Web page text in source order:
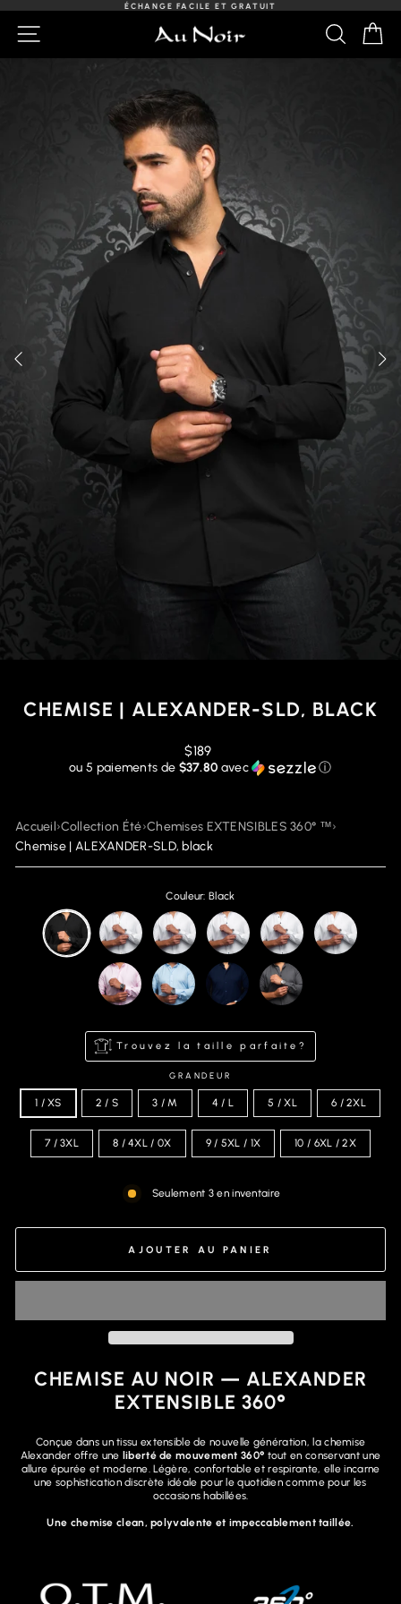
contenu
Pause
ÉCHANGE FACILE ET GRATUIT
CHEMISE | ALEXANDER-SLD, BLACK
Prix
régulier
$189
ou 5 paiements de $37.80 avec ⓘ
Accueil›Collection Été›Chemises EXTENSIBLES 360° ™›
Chemise | ALEXANDER-SLD, black
Couleur: Black
Trouvez la taille parfaite?
GRANDEUR
1 / XS 2 / S 3 / M 4 / L 5 / XL 6 / 2XL
7 / 3XL 8 / 4XL / 0X 9 / 5XL / 1X 10 / 6XL / 2X
Seulement 3 en inventaire
AJOUTER AU PANIER
CHEMISE AU NOIR — ALEXANDER
EXTENSIBLE 360°
Conçue dans un tissu extensible de nouvelle génération, la chemise
Alexander offre une liberté de mouvement 360° tout en conservant une
allure épurée et moderne. Légère, confortable et respirante, elle incarne
une sophistication discrète idéale pour le quotidien comme pour les
occasions habillées.
Une chemise clean, polyvalente et impeccablement taillée.